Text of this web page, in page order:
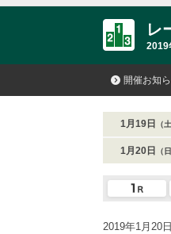
レ
2019
開催お知
1月19日 （
1月20日 （
2019年1月20